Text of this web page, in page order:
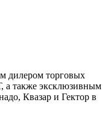
дилером торговых
а также эксклюзивным
Квазар и Гектор в